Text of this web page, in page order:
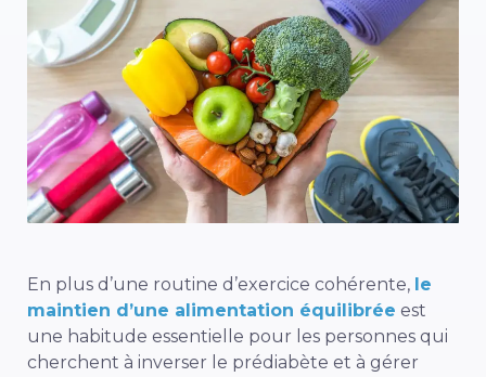
En plus d’une routine d’exercice cohérente, le
maintien d’une alimentation équilibrée est
une habitude essentielle pour les personnes qui
cherchent à inverser le prédiabète et à gérer